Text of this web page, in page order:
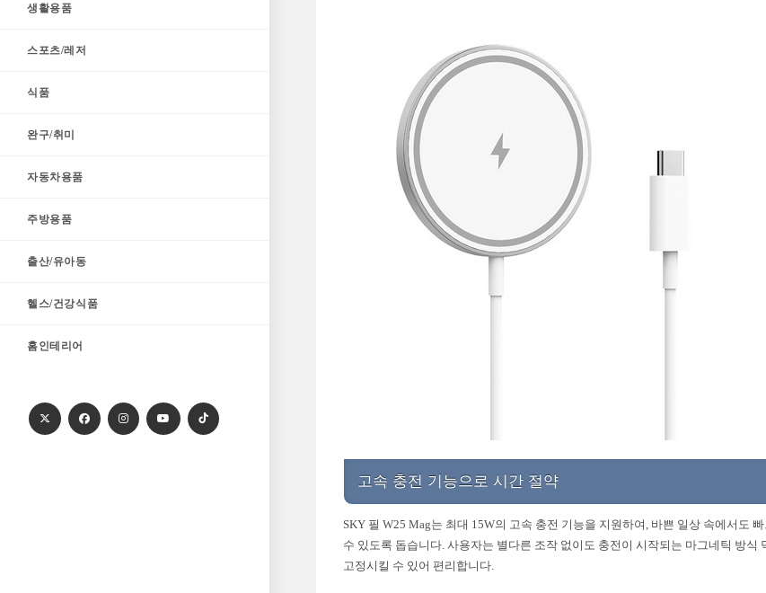
생활용품
스포츠/레저
식품
완구/취미
자동차용품
주방용품
출산/유아동
헬스/건강식품
홈인테리어
고속 충전 기능으로 시간 절약
SKY 필 W25 Mag는 최대 15W의 고속 충전 기능을 지원하여, 바쁜 일상 속에서도
수 있도록 돕습니다. 사용자는 별다른 조작 없이도 충전이 시작되는 마그네틱 방식
고정시킬 수 있어 편리합니다.